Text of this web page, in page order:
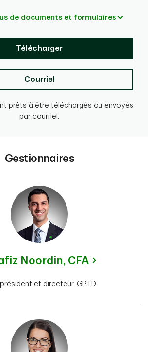
de documents et formulaires
Télécharger
Courriel
prêts à être téléchargés ou envoyés
par courriel.
Gestionnaires
Noordin, CFA
et directeur, GPTD